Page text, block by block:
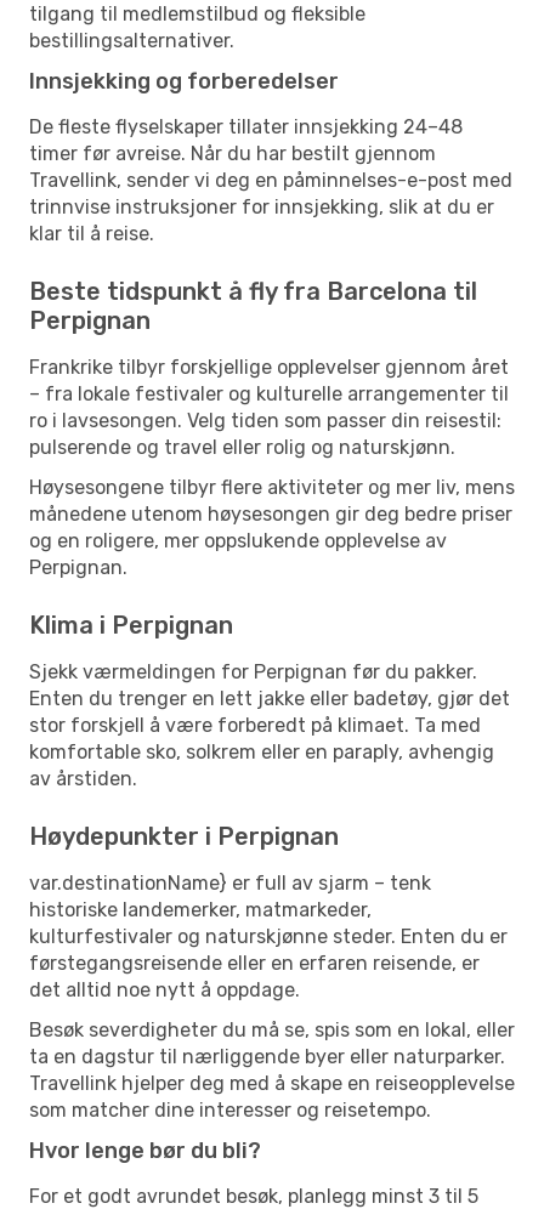
tilgang til medlemstilbud og fleksible
bestillingsalternativer.
Innsjekking og forberedelser
De fleste flyselskaper tillater innsjekking 24–48
timer før avreise. Når du har bestilt gjennom
Travellink, sender vi deg en påminnelses-e-post med
trinnvise instruksjoner for innsjekking, slik at du er
klar til å reise.
Beste tidspunkt å fly fra Barcelona til
Perpignan
Frankrike tilbyr forskjellige opplevelser gjennom året
– fra lokale festivaler og kulturelle arrangementer til
ro i lavsesongen. Velg tiden som passer din reisestil:
pulserende og travel eller rolig og naturskjønn.
Høysesongene tilbyr flere aktiviteter og mer liv, mens
månedene utenom høysesongen gir deg bedre priser
og en roligere, mer oppslukende opplevelse av
Perpignan.
Klima i Perpignan
Sjekk værmeldingen for Perpignan før du pakker.
Enten du trenger en lett jakke eller badetøy, gjør det
stor forskjell å være forberedt på klimaet. Ta med
komfortable sko, solkrem eller en paraply, avhengig
av årstiden.
Høydepunkter i Perpignan
var.destinationName} er full av sjarm – tenk
historiske landemerker, matmarkeder,
kulturfestivaler og naturskjønne steder. Enten du er
førstegangsreisende eller en erfaren reisende, er
det alltid noe nytt å oppdage.
Besøk severdigheter du må se, spis som en lokal, eller
ta en dagstur til nærliggende byer eller naturparker.
Travellink hjelper deg med å skape en reiseopplevelse
som matcher dine interesser og reisetempo.
Hvor lenge bør du bli?
For et godt avrundet besøk, planlegg minst 3 til 5